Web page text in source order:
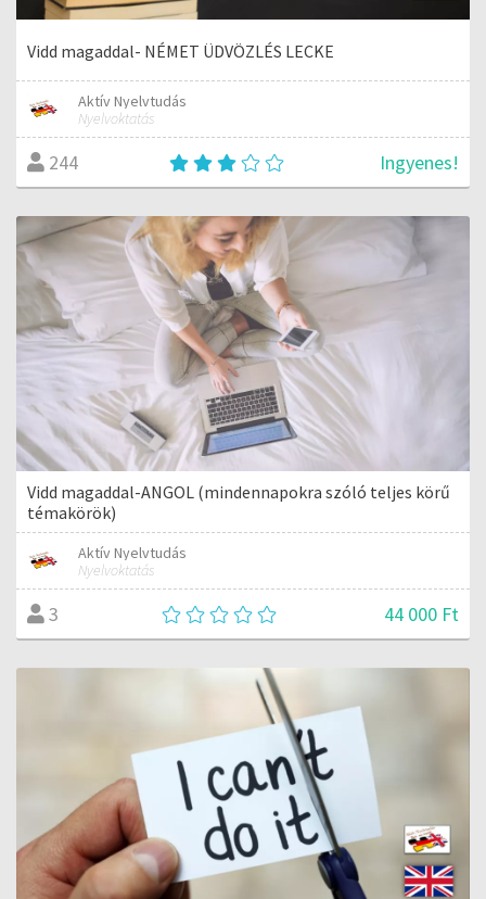
Vidd magaddal- NÉMET ÜDVÖZLÉS LECKE
Aktív Nyelvtudás
Nyelvoktatás
244 Ingyenes!
Vidd magaddal-ANGOL (mindennapokra szóló teljes körű
témakörök)
Aktív Nyelvtudás
Nyelvoktatás
3 44 000 Ft